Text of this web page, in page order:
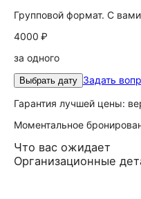
Групповой формат. С
4000 ₽
за одного
Выбрать дату Задать
Гарантия лучшей цены:
Моментальное
Что вас ожидает
Организационные